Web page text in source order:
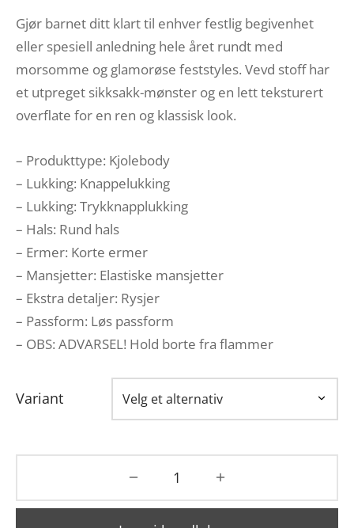
Gjør barnet ditt klart til enhver festlig begivenhet
eller spesiell anledning hele året rundt med
morsomme og glamorøse feststyles. Vevd stoff har
et utpreget sikksakk-mønster og en lett teksturert
overflate for en ren og klassisk look.
– Produkttype: Kjolebody
– Lukking: Knappelukking
– Lukking: Trykknapplukking
– Hals: Rund hals
– Ermer: Korte ermer
– Mansjetter: Elastiske mansjetter
– Ekstra detaljer: Rysjer
– Passform: Løs passform
– OBS: ADVARSEL! Hold borte fra flammer
Variant